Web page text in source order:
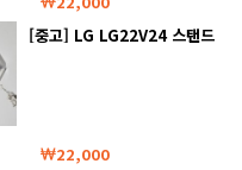
[중고] LG LG22V24 스탠드
22,000